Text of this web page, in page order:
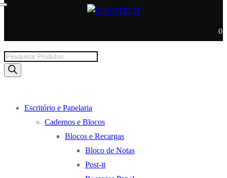
0
Products
search
Escritório e Papelaria
Cadernos e Blocos
Blocos e Recargas
Bloco de Notas
Post-it